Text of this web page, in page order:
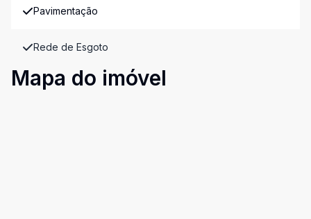
Pavimentação
Rede de Esgoto
Mapa do imóvel